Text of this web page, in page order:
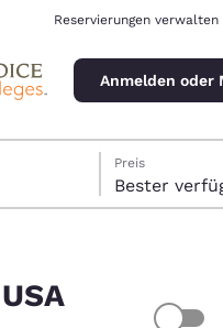
Reservierungen verwalten
Anmelden oder
Preis
Bester